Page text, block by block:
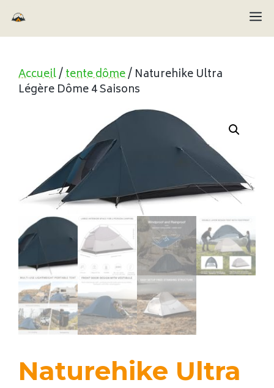
au
contenu
Accueil/tente dôme/ Naturehike Ultra
Légère Dôme 4 Saisons
Naturehike Ultra